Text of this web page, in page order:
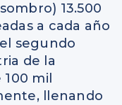
13.500
a cada año
segundo
de la
mil
llenando